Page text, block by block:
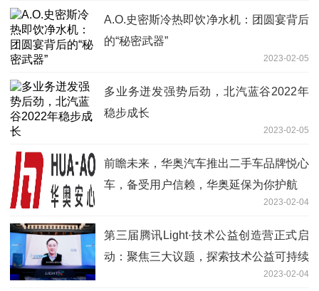
A.O.史密斯冷热即饮净水机：团圆宴背后
的“秘密武器”
2023-02-05
多业务迸发强势后劲，北汽蓝谷2022年
稳步成长
2023-02-05
前瞻未来，华奥汽车推出二手车品牌悦心
车，备受用户信赖，华奥延保为你护航
2023-02-04
第三届腾讯Light·技术公益创造营正式启
动：聚焦三大议题，探索技术公益可持续
2023-02-04